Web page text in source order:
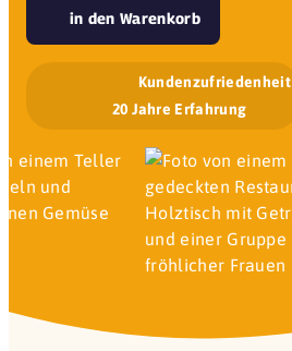
in den Warenkorb
Kundenzufriedenheit
20 Jahre Erfahrung